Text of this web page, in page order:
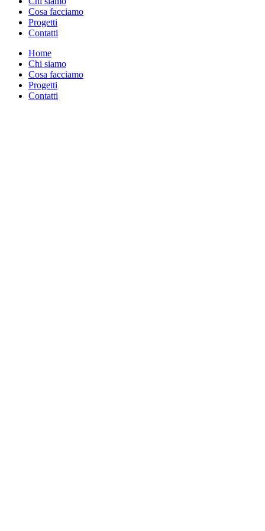
Cosa facciamo
Progetti
Contatti
Home
Chi siamo
Cosa facciamo
Progetti
Contatti